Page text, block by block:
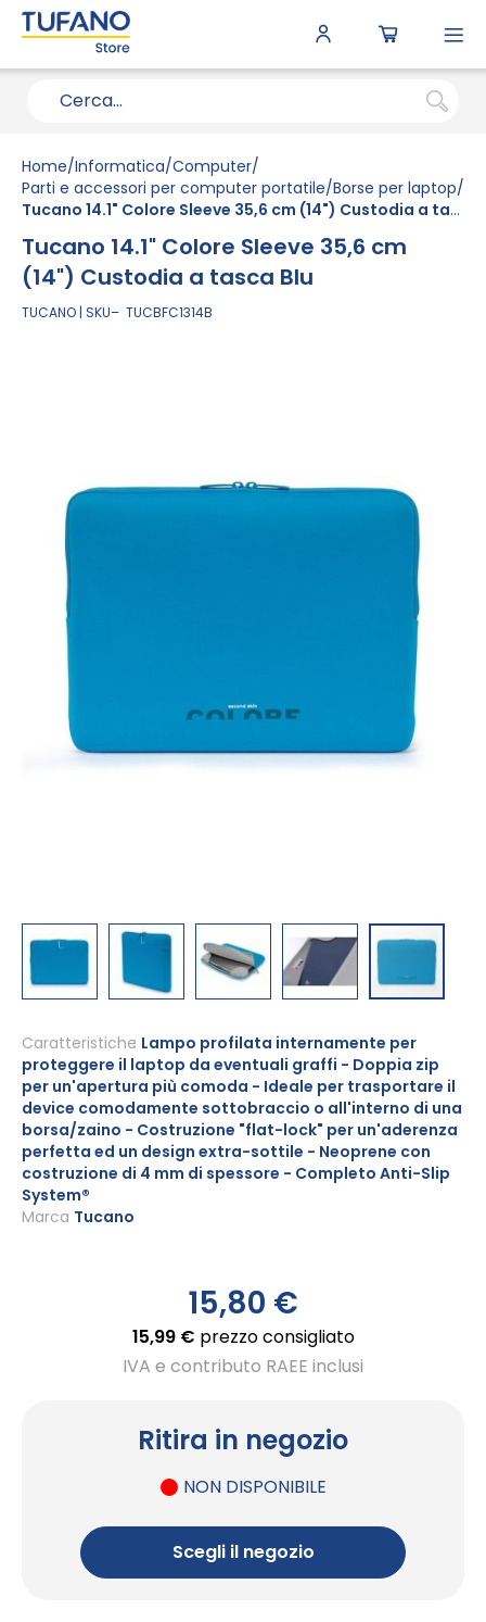
Home Informatica Computer
Parti e accessori per computer portatile Borse per laptop
Tucano 14.1" Colore Sleeve 35,6 cm (14") Custodia a tasca Blu
Tucano 14.1" Colore Sleeve 35,6 cm
(14") Custodia a tasca Blu
TUCANO SKU TUCBFC1314B
all'inizio
della
galleria
di
immagini
15,80 €
15,99 € prezzo consigliato
IVA e contributo RAEE inclusi
Ritira in negozio
NON DISPONIBILE
Scegli il negozio
Marca Tucano
Caratteristiche Lampo profilata internamente per
proteggere il laptop da eventuali graffi - Doppia zip
per un'apertura più comoda - Ideale per trasportare il
device comodamente sottobraccio o all'interno di una
borsa/zaino - Costruzione "flat-lock" per un'aderenza
perfetta ed un design extra-sottile - Neoprene con
costruzione di 4 mm di spessore - Completo Anti-Slip
System®